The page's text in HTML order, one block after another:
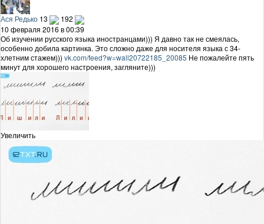
Ася Редько 13
192
10 февраля 2016 в 00:39
Об изучении русского языка иностранцами))) Я давно так не смеялась,
особенно добила картинка. Это сложно даже для носителя языка с 34-
хлетним стажем))) vk.com/feed?w=wall20722185_20085 Не пожалейте пять
минут для хорошего настроения, загляните)))
Увеличить